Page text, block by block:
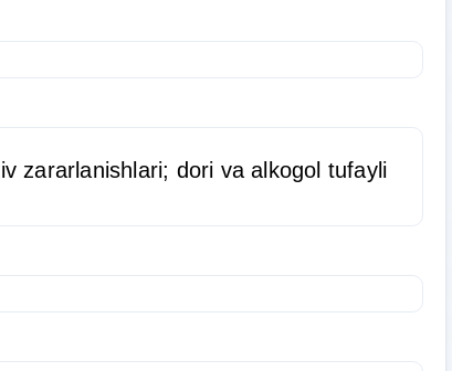
zararlanishlari; dori va alkogol tufayli